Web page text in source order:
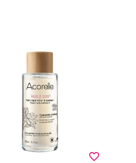
favorite_border